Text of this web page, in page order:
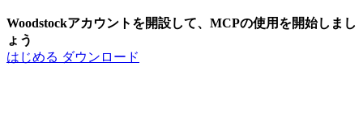
Woodstockアカウントを開設して、MCPの使用を開始しまし
ょう
はじめる ダウンロード